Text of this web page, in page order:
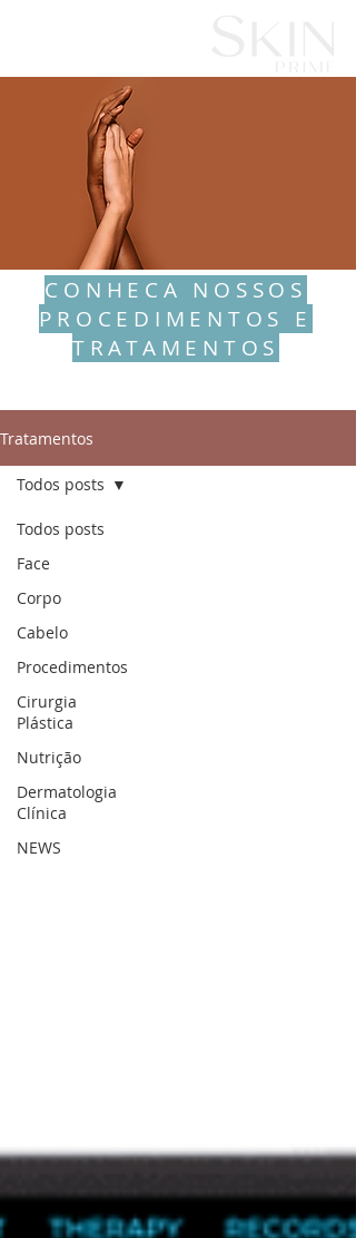
CONHECA NOSSOS
PROCEDIMENTOS E
TRATAMENTOS
Tratamentos
Todos posts
Face
Corpo
Cabelo
Procedimentos
Cirurgia
Plástica
Nutrição
Dermatologia
Clínica
NEWS
Todos posts